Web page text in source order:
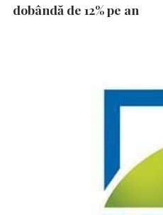
dobândă de 12% pe an